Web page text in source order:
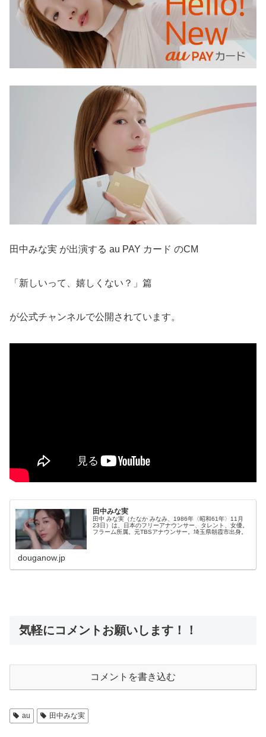
田中みな実 が出演する au PAY カード のCM
「新しいって、嬉しくない？」篇
が公式チャンネルで公開されています。
田中みな実
田中 みな実（たなか みなみ、1986年〈昭和61年〉11月
23日）は、日本のフリーアナウンサー、タレント、女優。
フラーム所属。元TBSアナウンサー。埼玉県朝霞市出身。
douganow.jp
気軽にコメントお願いします！！
コメントを書き込む
au 田中みな実